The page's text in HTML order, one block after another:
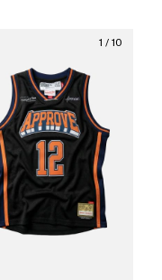
1 / 10